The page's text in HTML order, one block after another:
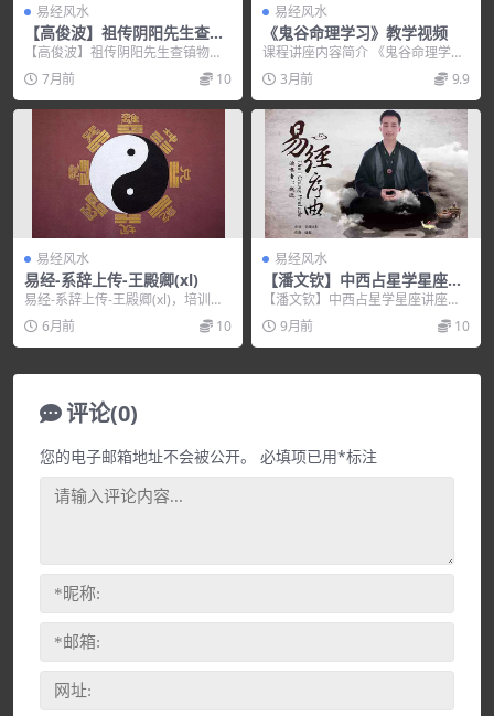
易经风水
【高俊波】祖传阴阳先生查镇
物秘法大全+讲义
【高俊波】祖传阴阳先生查镇物秘
法大全+讲义，培训讲座视频，培训
课程视频教程下载，...
7月前 10
易经风水
《鬼谷命理学习》教学视频
课程讲座内容简介 《鬼谷命理学
习》教学视频 课程内容目录： 01、
鬼谷命理第一课...
3月前 9.9
易经风水
易经-系辞上传-王殿卿(xl)
易经-系辞上传-王殿卿(xl)，培训讲
座视频，培训课程视频教程下载，
百度网盘资源...
6月前 10
易经风水
【潘文钦】中西占星学星座讲
座（全集视频）
【潘文钦】中西占星学星座讲座
（全集视频），培训讲座视频，培
训课程视频教程下载，百...
9月前 10
评论(0)
您的电子邮箱地址不会被公开。 必填项已用*标注